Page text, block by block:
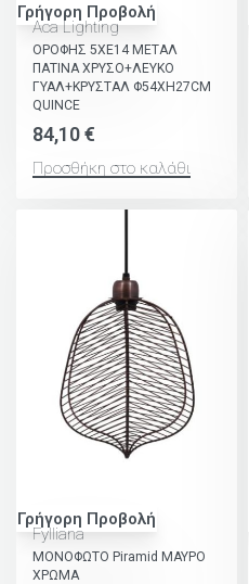
Γρήγορη Προβολή
Aca Lighting
ΟΡΟΦΗΣ 5ΧΕ14 ΜΕΤΑΛ
ΠΑΤΙΝΑ ΧΡΥΣΟ+ΛΕΥΚΟ
ΓΥΑΛ+ΚΡΥΣΤΑΛ Φ54ΧΗ27CM
QUINCE
84,10€
Προσθήκη στο καλάθι
Γρήγορη Προβολή
Fylliana
ΜΟΝΟΦΩΤΟ Piramid ΜΑΥΡΟ
ΧΡΩΜΑ